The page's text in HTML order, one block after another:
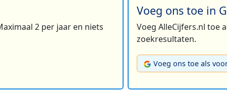
2 per jaar en niets
Voeg ons toe in
Voeg AlleCijfers.nl toe
zoekresultaten.
Voeg ons toe als